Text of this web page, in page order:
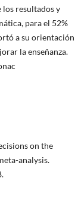
resultados y
para el 52%
a su orientación
la enseñanza.
on the
analysis.